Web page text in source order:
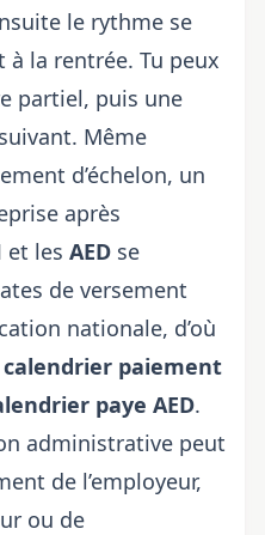
le rythme se
à la rentrée. Tu peux
partiel, puis une
Même
d’échelon, un
après
et les AED se
de versement
nationale, d’où
calendrier paiement
paye AED.
administrative peut
de l’employeur,
ou de